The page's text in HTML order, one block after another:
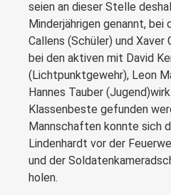
seien an dieser Stelle
Minderjährigen genannt, bei
Callens (Schüler) und Xaver
bei den aktiven mit David
(Lichtpunktgewehr), Leon
Hannes Tauber
Klassenbeste gefunden
Mannschaften konnte sich
Lindenhardt vor der
und der
holen.